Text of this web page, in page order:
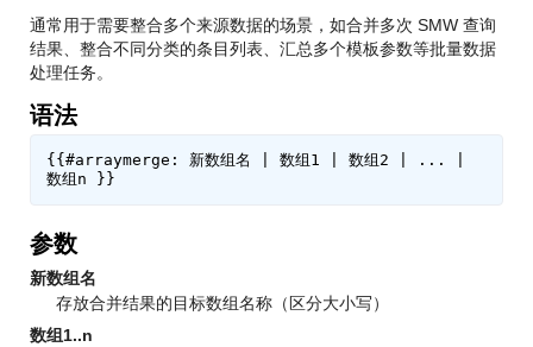
通常用于需要整合多个来源数据的场景，如合并多次 SMW 查询
结果、整合不同分类的条目列表、汇总多个模板参数等批量数据
处理任务。
语法
{{#arraymerge: 新数组名 | 数组1 | 数组2 | ... |
参数
新数组名
存放合并结果的目标数组名称（区分大小写）
数组1..n